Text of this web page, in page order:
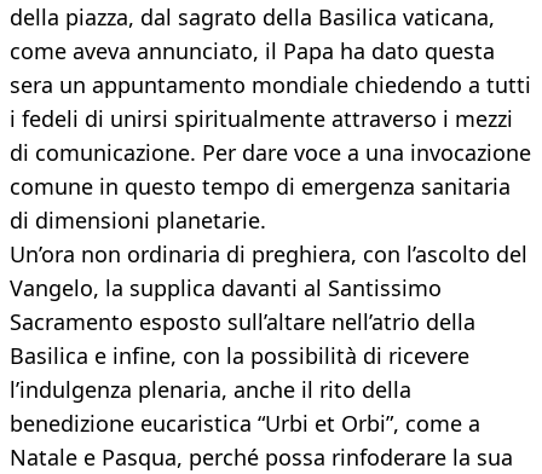
della piazza, dal sagrato della Basilica vaticana,
come aveva annunciato, il Papa ha dato questa
sera un appuntamento mondiale chiedendo a tutti
i fedeli di unirsi spiritualmente attraverso i mezzi
di comunicazione. Per dare voce a una invocazione
comune in questo tempo di emergenza sanitaria
di dimensioni planetarie.
Un’ora non ordinaria di preghiera, con l’ascolto del
Vangelo, la supplica davanti al Santissimo
Sacramento esposto sull’altare nell’atrio della
Basilica e infine, con la possibilità di ricevere
l’indulgenza plenaria, anche il rito della
benedizione eucaristica “Urbi et Orbi”, come a
Natale e Pasqua, perché possa rinfoderare la sua